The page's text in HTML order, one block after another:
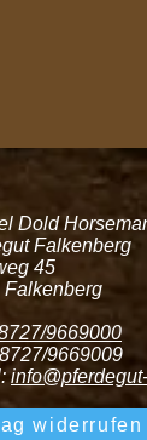
Dold
Falkenberg
45
Falkenberg
9669000
9669009
widerrufen